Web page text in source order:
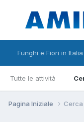
Funghi e Fiori in Italia
Tutte le attività
Pagina Iniziale Cerca